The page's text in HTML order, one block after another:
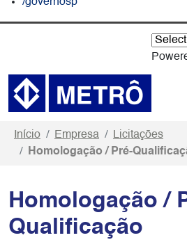
/governosp
Início Empresa
Licitações
Homologação / Pré-
Homologação /
Qualificação